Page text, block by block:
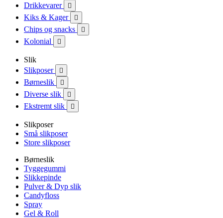
Drikkevarer 
Kiks & Kager 
Chips og snacks 
Kolonial 
Slik
Slikposer

Børneslik 
Diverse slik 
Ekstremt slik 
Slikposer
Små slikposer
Store slikposer
Børneslik
Tyggegummi
Slikkepinde
Pulver & Dyp slik
Candyfloss
Spray
Gel & Roll